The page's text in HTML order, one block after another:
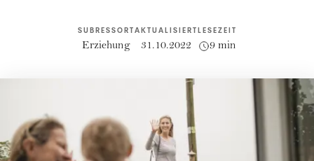
SUBRESSORT
Erziehung
AKTUALISIERT
31.10.2022
LESEZEIT
9 min